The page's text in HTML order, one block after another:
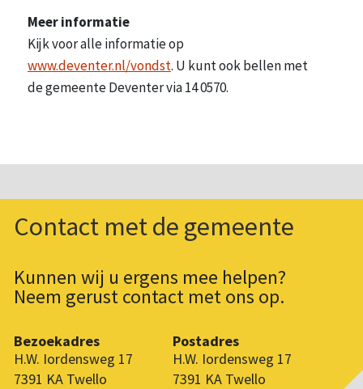
Meer informatie
Kijk voor alle informatie op
www.deventer.nl/vondst. U kunt ook bellen met
de gemeente Deventer via 14 0570.
Contact met de gemeente
Kunnen wij u ergens mee helpen?
Neem gerust contact met ons op.
Bezoekadres
H.W. Iordensweg 17
7391 KA Twello
Postadres
H.W. Iordensweg 17
7391 KA Twello